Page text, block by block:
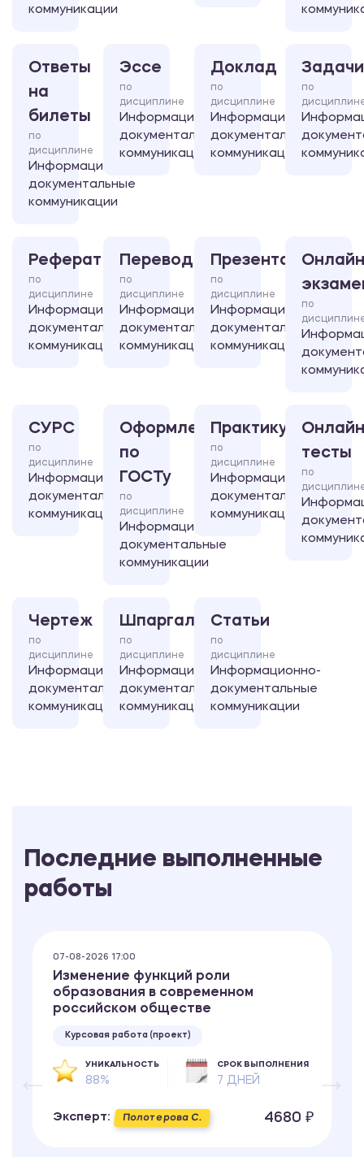
коммуникации
Ответы
на
билеты
по
дисциплине
Информационно-
документальные
коммуникации
Эссе
по
дисциплине
Информационно-
документальные
коммуникации
Доклад
по
дисциплине
Информационно-
документальные
коммуникации
Задачи
по
Реферат
по
дисциплине
Информационно-
документальные
коммуникации
Перевод
по
дисциплине
Информационно-
документальные
коммуникации
Презентация
по
дисциплине
Информационно-
документальные
коммуникации
по
СУРС
по
дисциплине
Информационно-
документальные
коммуникации
Оформление
по
ГОСТу
по
дисциплине
Информационно-
документальные
коммуникации
Практикум
по
дисциплине
Информационно-
документальные
коммуникации
тесты
по
Чертеж
по
дисциплине
Информационно-
документальные
коммуникации
Шпаргалка
по
дисциплине
Информационно-
документальные
коммуникации
Статьи
по
дисциплине
Информационно-
документальные
коммуникации
Последние выполненные
работы
07-08-2026 17:00
Изменение функций роли
образования в современном
российском обществе
Курсовая работа (проект)
УНИКАЛЬНОСТЬ
88%
СРОК ВЫПОЛНЕНИЯ
7 ДНЕЙ
Эксперт: Полотерова С. 4680 ₽